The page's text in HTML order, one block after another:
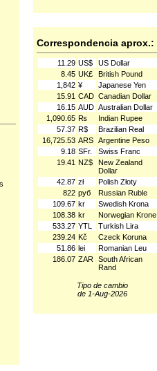
Correspondencia aprox.:
11.29 US$
US Dollar
8.45 UK£
British Pound
1,842 ¥
Japanese Yen
15.91 CAD Canadian Dollar
16.15 AUD Australian Dollar
1,090.65 ₨
Indian Rupee
57.37 R$
Brazilian Real
16,725.53 ARS Argentine Peso
9.18 SFr.
Swiss Franc
19.41 NZ$
New Zealand
Dollar
42.87 zł
Polish Złoty
822 руб
Russian Ruble
109.67 kr
Swedish Krona
108.38 kr
Norwegian Krone
533.27 YTL
Turkish Lira
239.24 Kč
Czeck Koruna
51.86 lei
Romanian Leu
186.07 ZAR South African
Rand
Tipo de cambio
de 1-Aug-2026